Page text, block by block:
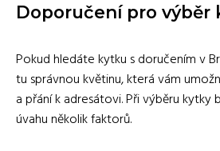
Doporučení pro výběr
Pokud hledáte kytku s doručením v
tu správnou květinu, která vám
a přání k adresátovi. Při výběru
úvahu několik faktorů.